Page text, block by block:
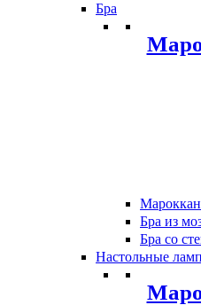
Бра
Бра из
Бра со
Настольные